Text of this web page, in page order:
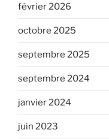
février 2026
octobre 2025
septembre 2025
septembre 2024
janvier 2024
juin 2023